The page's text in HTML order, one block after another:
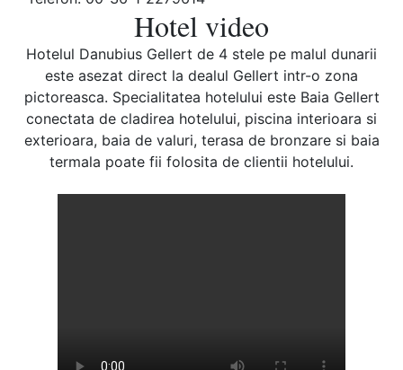
Hotel video
Hotelul Danubius Gellert de 4 stele pe malul dunarii
este asezat direct la dealul Gellert intr-o zona
pictoreasca. Specialitatea hotelului este Baia Gellert
conectata de cladirea hotelului, piscina interioara si
exterioara, baia de valuri, terasa de bronzare si baia
termala poate fii folosita de clientii hotelului.